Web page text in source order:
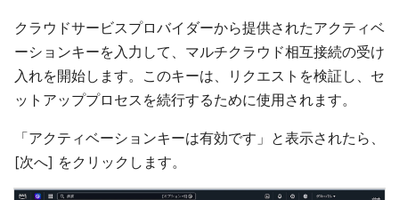
クラウドサービスプロバイダーから提供されたアクティベ
ーションキーを入力して、マルチクラウド相互接続の受け
入れを開始します。このキーは、リクエストを検証し、セ
ットアッププロセスを続行するために使用されます。
「アクティベーションキーは有効です」と表示されたら、
[次へ] をクリックします。